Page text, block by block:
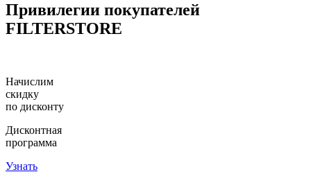
Привилегии покупателей
FILTERSTORE
Начислим
скидку
по дисконту
Дисконтная
программа
Узнать